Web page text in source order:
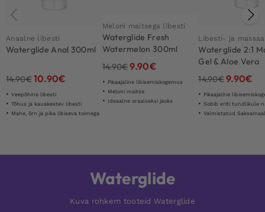
Anaalne libesti
Waterglide Anal 300ml
14.90€10.90€
Veepõhine libesti
Tõhus ja kauakestev libesti
Mahe, õrn ja pika libiseva toimega
Meloni maitsega libesti
Waterglide Fresh
Watermelon 300ml
14.90€9.90€
Pikaajaline libisemiskogemus
Meloni maitse
Ideaalne oraalseksi jaoks
Libesti- ja
Waterglide 2:1
Gel & Aloe Vera
Lubricant 300ml
14.90€9.90€
Pikaajaline
Sobib eriti tundlikule
Valmistatud Saksamaal kõrge
Waterglide
Kuva rohkem tooteid Waterglide